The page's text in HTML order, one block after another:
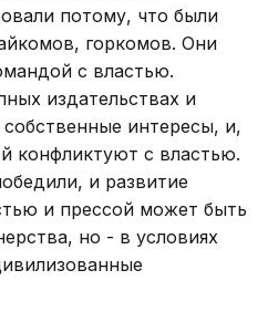
потому, что были
горкомов. Они
с властью.
издательствах и
интересы, и,
конфликтуют с властью.
и развитие
и прессой может быть
но - в условиях